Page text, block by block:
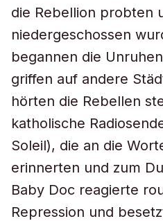
die Rebellion probten
niedergeschossen
begannen die
griffen auf andere
hörten die Rebellen
katholische
Soleil), die an die
erinnerten und zum
Baby Doc reagierte
Repression und